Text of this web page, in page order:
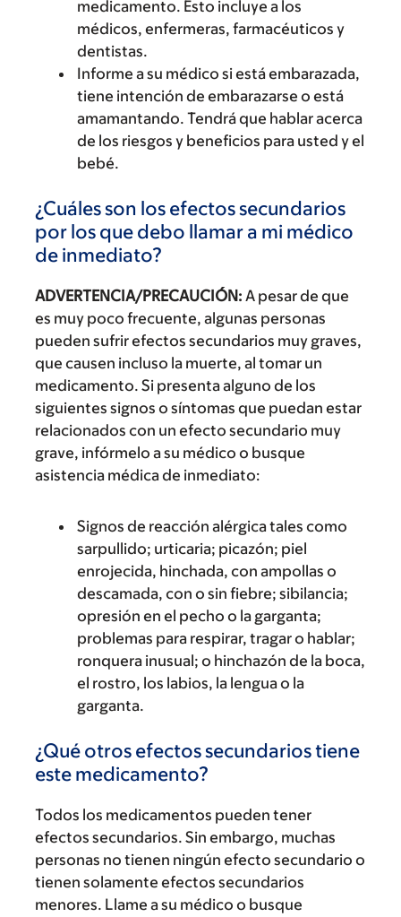
medicamento. Esto incluye a los
médicos, enfermeras, farmacéuticos y
dentistas.
Informe a su médico si está embarazada,
tiene intención de embarazarse o está
amamantando. Tendrá que hablar acerca
de los riesgos y beneficios para usted y el
bebé.
¿Cuáles son los efectos secundarios
por los que debo llamar a mi médico
de inmediato?
ADVERTENCIA/PRECAUCIÓN: A pesar de que
es muy poco frecuente, algunas personas
pueden sufrir efectos secundarios muy graves,
que causen incluso la muerte, al tomar un
medicamento. Si presenta alguno de los
siguientes signos o síntomas que puedan estar
relacionados con un efecto secundario muy
grave, infórmelo a su médico o busque
asistencia médica de inmediato:
Signos de reacción alérgica tales como
sarpullido; urticaria; picazón; piel
enrojecida, hinchada, con ampollas o
descamada, con o sin fiebre; sibilancia;
opresión en el pecho o la garganta;
problemas para respirar, tragar o hablar;
ronquera inusual; o hinchazón de la boca,
el rostro, los labios, la lengua o la
garganta.
¿Qué otros efectos secundarios tiene
este medicamento?
Todos los medicamentos pueden tener
efectos secundarios. Sin embargo, muchas
personas no tienen ningún efecto secundario o
tienen solamente efectos secundarios
menores. Llame a su médico o busque